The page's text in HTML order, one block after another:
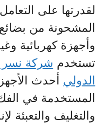
لقدرتها على
المشحونة من
وأجهزة كهربائية
تستخدم شركة نسر
الدولي أحدث
المستخدمة في
والتغليف والتعبئة